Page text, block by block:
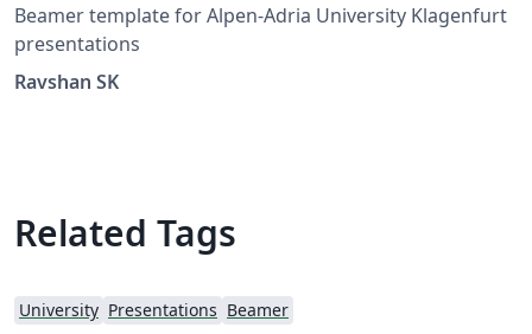
Beamer template for Alpen-Adria University Klagenfurt
presentations
Ravshan SK
Related Tags
University Presentations Beamer